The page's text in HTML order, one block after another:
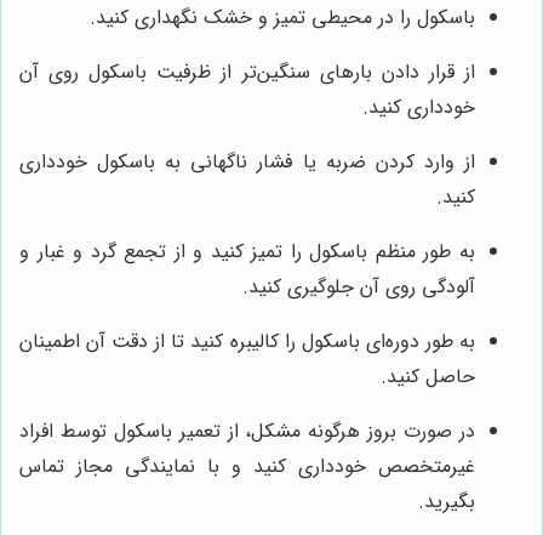
باسکول را در محیطی تمیز و خشک نگهداری کنید.
از قرار دادن بارهای سنگین‌تر از ظرفیت باسکول روی آن
خودداری کنید.
از وارد کردن ضربه یا فشار ناگهانی به باسکول خودداری
کنید.
به طور منظم باسکول را تمیز کنید و از تجمع گرد و غبار و
آلودگی روی آن جلوگیری کنید.
به طور دوره‌ای باسکول را کالیبره کنید تا از دقت آن اطمینان
حاصل کنید.
در صورت بروز هرگونه مشکل، از تعمیر باسکول توسط افراد
غیرمتخصص خودداری کنید و با نمایندگی مجاز تماس
بگیرید.